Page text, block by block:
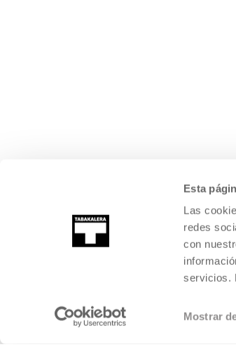
Esta
Las
redes
con
servicios.
Mostrar
2026 TABAKALERA.
CENTRO